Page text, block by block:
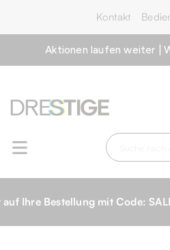
Kontakt
Aktionen laufen weiter |
mit Code: SALE20 |